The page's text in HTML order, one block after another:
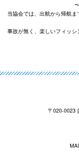
当協会では、出航から帰航
事故が無く、楽しいフィッ
〒020-0023